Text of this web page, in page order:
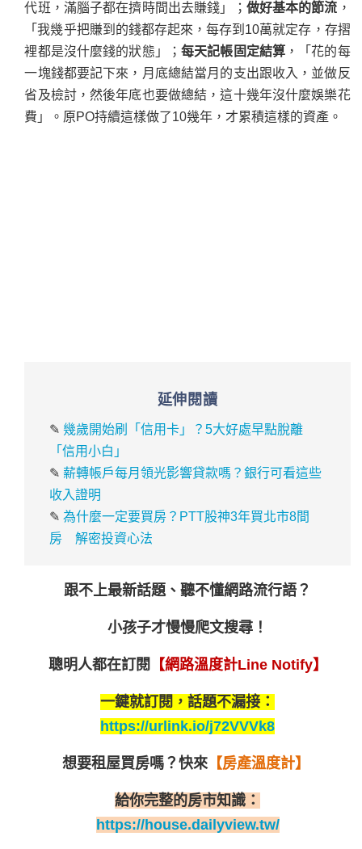
代班，滿腦子都在擠時間出去賺錢」； 做好基本的節流 ，
「我幾乎把賺到的錢都存起來，每存到10萬就定存，存摺
裡都是沒什麼錢的狀態」； 每天記帳固定結算 ，「花的每
一塊錢都要記下來，月底總結當月的支出跟收入，並做反
省及檢討，然後年底也要做總結，這十幾年沒什麼娛樂花
費」。原PO持續這樣做了10幾年，才累積這樣的資產。
延伸閱讀
✎幾歲開始刷「信用卡」？5大好處早點脫離
「信用小白」
✎薪轉帳戶每月領光影響貸款嗎？銀行可看這些
收入證明
✎為什麼一定要買房？PTT股神3年買北市8間
房 解密投資心法
跟不上最新話題、聽不懂網路流行語？
小孩子才慢慢爬文搜尋！
聰明人都在訂閱 【網路溫度計Line Notify】
一鍵就訂閱，話題不漏接：
https://urlink.io/j72VVVk8
想要租屋買房嗎？ 快來【房產溫度計】
給你完整的房市知識：
https://house.dailyview.tw/